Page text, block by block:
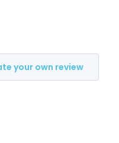
your own review